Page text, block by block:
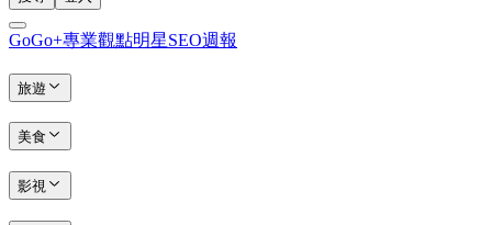
GoGo+專業觀點明星SEO週報
旅遊
美食
影視